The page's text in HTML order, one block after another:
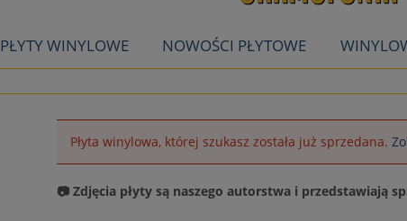
PŁYTY WINYLOWE NOWOŚCI PŁYTOWE
Płyta winylowa, której szukasz została już sprzedana.
📷 Zdjęcia płyty są naszego autorstwa i przedstawiają